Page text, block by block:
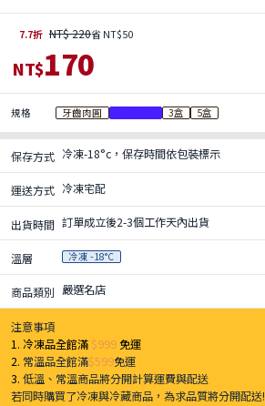
7.7折 NT$ 220省 NT$50
NT$170
規格 牙齒肉圓 3盒 5盒
保存方式 冷凍-18°c，保存時間依包裝標示
運送方式 冷凍宅配
出貨時間 訂單成立後2-3個工作天內出貨
溫層 冷凍 -18°C
商品類別 嚴選名店
注意事項
1. 冷凍品全館滿 $999免運
2. 常溫品全館滿$599免運
3.低溫、常溫商品將分開計算運費與配送
若同時購買了冷凍與冷藏商品，為求品質將分開配送!